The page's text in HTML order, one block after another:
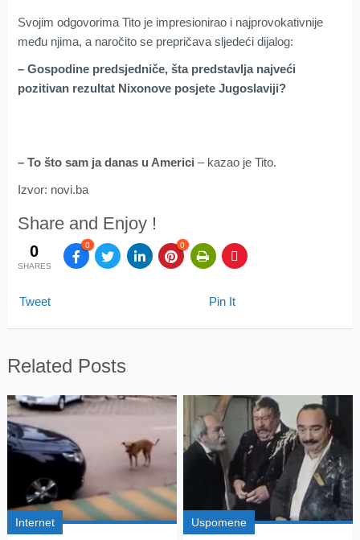
Svojim odgovorima Tito je impresionirao i najprovokativnije
među njima, a naročito se prepričava sljedeći dijalog:
– Gospodine predsjedniče, šta predstavlja najveći
pozitivan rezultat Nixonove posjete Jugoslaviji?
– To što sam ja danas u Americi – kazao je Tito.
Izvor: novi.ba
Share and Enjoy !
0
SHARES
0 0
Tweet Pin It
Related Posts
Internet Uspomene